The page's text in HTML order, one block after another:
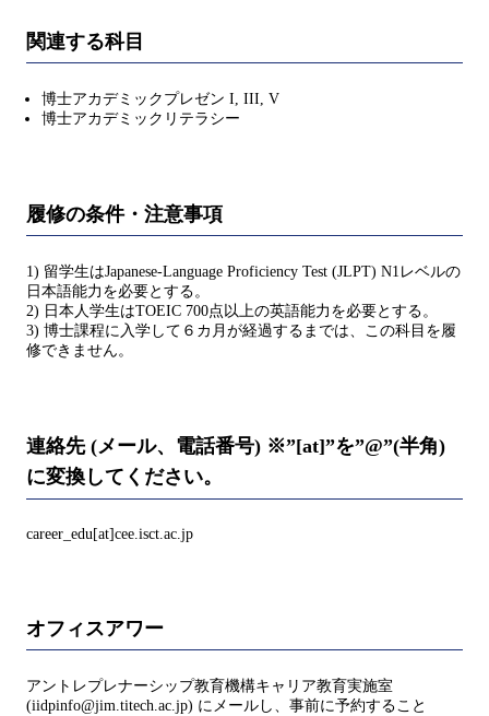
関連する科目
博⼠アカデミックプレゼン I, III, V
博士アカデミックリテラシー
履修の条件・注意事項
1) 留学生はJapanese-Language Proficiency Test (JLPT) N1レベルの
日本語能力を必要とする。
2) 日本人学生はTOEIC 700点以上の英語能力を必要とする。
3) 博士課程に入学して６カ月が経過するまでは、この科目を履
修できません。
連絡先 (メール、電話番号) ※”[at]”を”@”(半角)
に変換してください。
career_edu[at]cee.isct.ac.jp
オフィスアワー
アントレプレナーシップ教育機構キャリア教育実施室
(iidpinfo@jim.titech.ac.jp) にメールし、事前に予約すること